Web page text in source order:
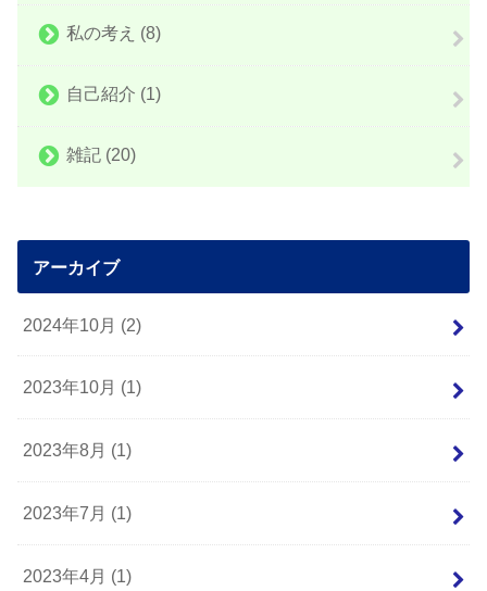
私の考え (8)
自己紹介 (1)
雑記 (20)
アーカイブ
2024年10月 (2)
2023年10月 (1)
2023年8月 (1)
2023年7月 (1)
2023年4月 (1)